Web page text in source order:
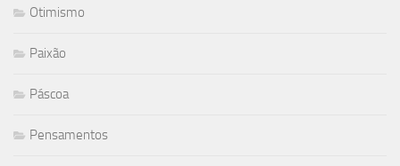
Otimismo
Paixão
Páscoa
Pensamentos